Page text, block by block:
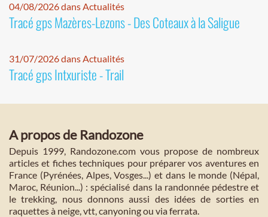
04/08/2026 dans Actualités
Tracé gps Mazères-Lezons - Des Coteaux à la Saligue
31/07/2026 dans Actualités
Tracé gps Intxuriste - Trail
A propos de Randozone
Depuis 1999, Randozone.com vous propose de nombreux
articles et fiches techniques pour préparer vos aventures en
France (Pyrénées, Alpes, Vosges...) et dans le monde (Népal,
Maroc, Réunion...) : spécialisé dans la randonnée pédestre et
le trekking, nous donnons aussi des idées de sorties en
raquettes à neige, vtt, canyoning ou via ferrata.